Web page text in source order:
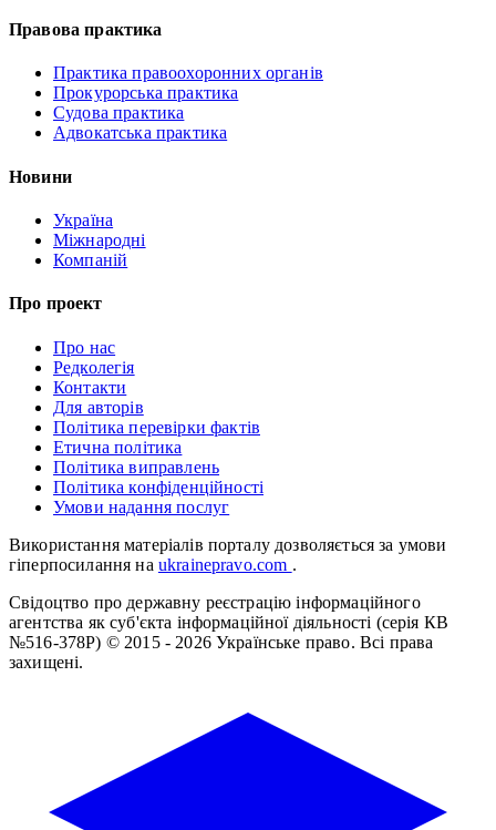
Правова практика
Практика правоохоронних органів
Прокурорська практика
Судова практика
Адвокатська практика
Новини
Україна
Міжнародні
Компаній
Про проект
Про нас
Редколегія
Контакти
Для авторів
Політика перевірки фактів
Етична політика
Політика виправлень
Політика конфіденційності
Умови надання послуг
Використання матеріалів порталу дозволяється за умови
гіперпосилання на ukrainepravo.com .
Свідоцтво про державну реєстрацію інформаційного
агентства як суб'єкта інформаційної діяльності (серія КВ
№516-378Р) © 2015 - 2026 Українське право. Всі права
захищені.